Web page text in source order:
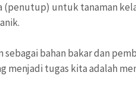
(penutup) untuk tanaman
bahan bakar dan
menjadi tugas kita adalah